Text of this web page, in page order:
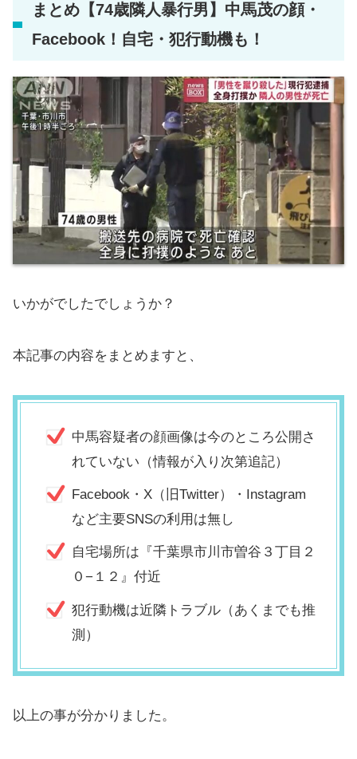
まとめ【74歳隣人暴行男】中馬茂の顔・
Facebook！自宅・犯行動機も！
いかがでしたでしょうか？
本記事の内容をまとめますと、
中馬容疑者の顔画像は今のところ公開さ
れていない（情報が入り次第追記）
Facebook・X（旧Twitter）・Instagram
など主要SNSの利用は無し
自宅場所は『千葉県市川市曽谷３丁目２
０−１２』付近
犯行動機は近隣トラブル（あくまでも推
測）
以上の事が分かりました。